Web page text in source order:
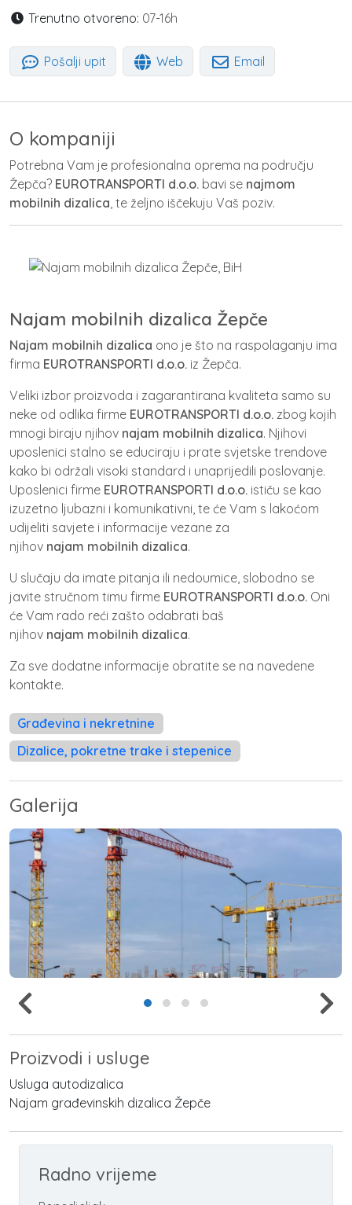
Trenutno otvoreno: 07-16h
Pošalji upit Web Email
O kompaniji
Potrebna Vam je profesionalna oprema na području
Žepča? EUROTRANSPORTI d.o.o. bavi se najmom
mobilnih dizalica , te željno iščekuju Vaš poziv.
Najam mobilnih dizalica Žepče
Najam mobilnih dizalica ono je što na raspolaganju ima
firma EUROTRANSPORTI d.o.o. iz Žepča.
Veliki izbor proizvoda i zagarantirana kvaliteta samo su
neke od odlika firme EUROTRANSPORTI d.o.o. zbog kojih
mnogi biraju njihov najam mobilnih dizalica. Njihovi
uposlenici stalno se educiraju i prate svjetske trendove
kako bi održali visoki standard i unaprijedili poslovanje.
Uposlenici firme EUROTRANSPORTI d.o.o. ističu se kao
izuzetno ljubazni i komunikativni, te će Vam s lakoćom
udijeliti savjete i informacije vezane za
njihov najam mobilnih dizalica.
U slučaju da imate pitanja ili nedoumice, slobodno se
javite stručnom timu firme EUROTRANSPORTI d.o.o. Oni
će Vam rado reći zašto odabrati baš
njihov najam mobilnih dizalica.
Za sve dodatne informacije obratite se na navedene
kontakte.
Građevina i nekretnine
Dizalice, pokretne trake i stepenice
Galerija
Proizvodi i usluge
Usluga autodizalica
Najam građevinskih dizalica Žepče
Radno vrijeme